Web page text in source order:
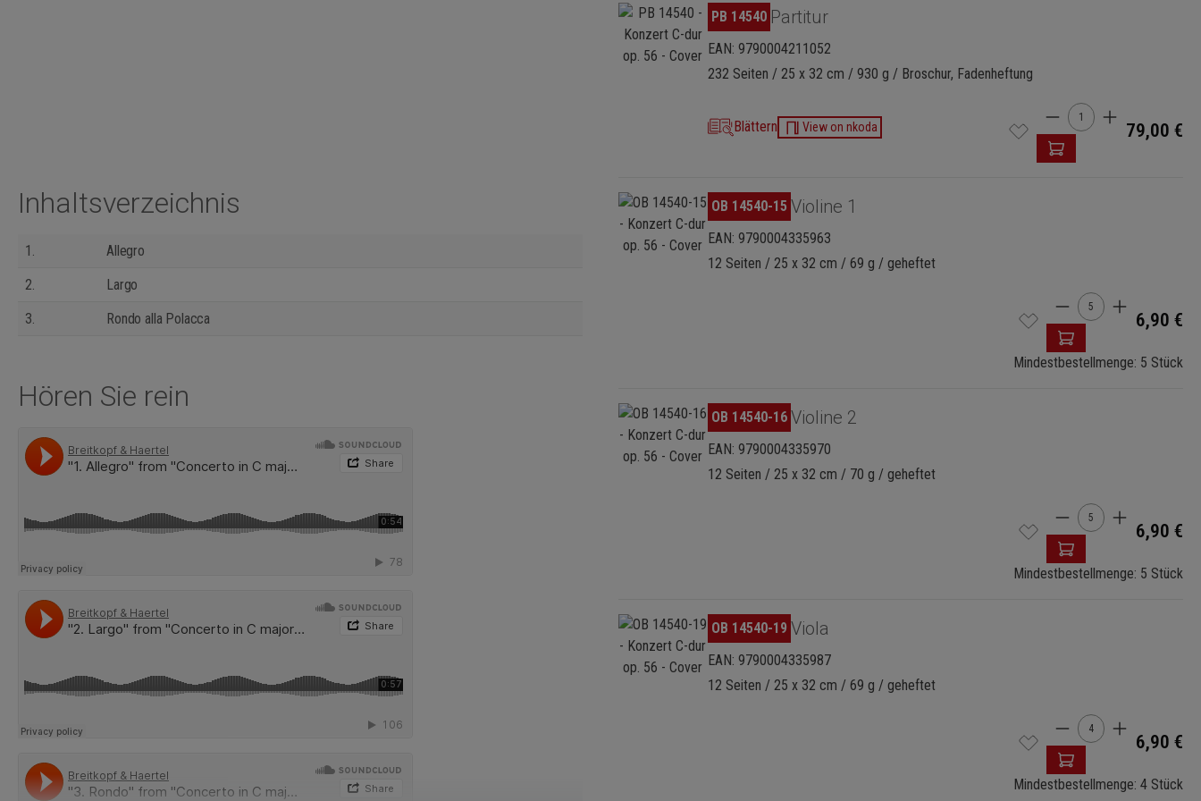
Bildergalerie überspringen
PB 14540 Partitur
EAN: 9790004211052
232 Seiten / 25 x 32 cm / 930 g / Broschur, Fadenheftung
Blättern View on nkoda Produkt Anzahl:
79,00 €
Bildergalerie überspringen
OB 14540-15 Violine 1
EAN: 9790004335963
12 Seiten / 25 x 32 cm / 69 g / geheftet
Produkt Anzahl:
6,90 €
Mindestbestellmenge: 5 Stück
Bildergalerie überspringen
OB 14540-16 Violine 2
EAN: 9790004335970
12 Seiten / 25 x 32 cm / 70 g / geheftet
Produkt Anzahl:
6,90 €
Mindestbestellmenge: 5 Stück
Bildergalerie überspringen
OB 14540-19 Viola
EAN: 9790004335987
12 Seiten / 25 x 32 cm / 69 g / geheftet
Produkt Anzahl:
6,90 €
Mindestbestellmenge: 4 Stück
Inhaltsverzeichnis
1.
Allegro
2.
Largo
3.
Rondo alla Polacca
Hören Sie rein